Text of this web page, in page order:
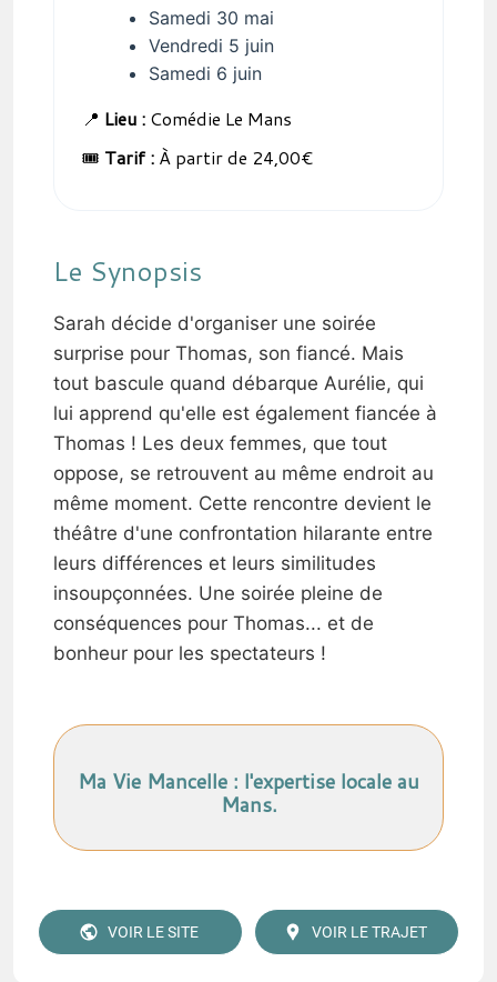
Samedi 30 mai
Vendredi 5 juin
Samedi 6 juin
📍 Lieu : Comédie Le Mans
🎟️ Tarif : À partir de 24,00€
Le Synopsis
Sarah décide d'organiser une soirée
surprise pour Thomas, son fiancé. Mais
tout bascule quand débarque Aurélie, qui
lui apprend qu'elle est également fiancée à
Thomas ! Les deux femmes, que tout
oppose, se retrouvent au même endroit au
même moment. Cette rencontre devient le
théâtre d'une confrontation hilarante entre
leurs différences et leurs similitudes
insoupçonnées. Une soirée pleine de
conséquences pour Thomas... et de
bonheur pour les spectateurs !
Ma Vie Mancelle : l'expertise locale au
Mans.
VOIR LE SITE VOIR LE TRAJET